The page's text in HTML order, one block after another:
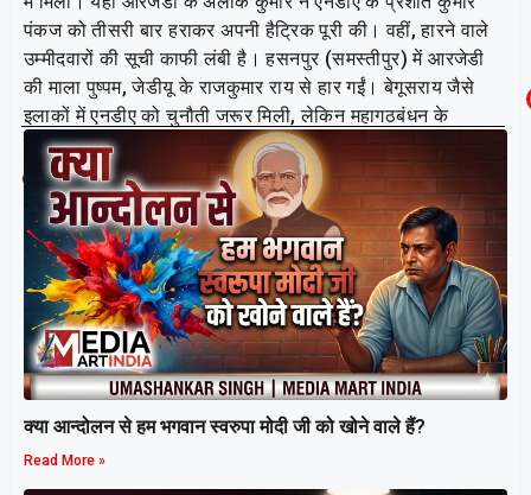
पंकज को तीसरी बार हराकर अपनी हैट्रिक पूरी की। वहीं, हारने वाले
उम्मीदवारों की सूची काफी लंबी है। हसनपुर (समस्तीपुर) में आरजेडी
की माला पुष्पम, जेडीयू के राजकुमार राय से हार गईं। बेगूसराय जैसे
इलाकों में एनडीए को चुनौती जरूर मिली, लेकिन महागठबंधन के
उम्मीदवार अंतिम नतीजों में कोई छाप नहीं छोड़ पाए।
Related Post
क्या आन्दोलन से हम भगवान स्वरुपा मोदी जी को खोने वाले हैं?
Read More »